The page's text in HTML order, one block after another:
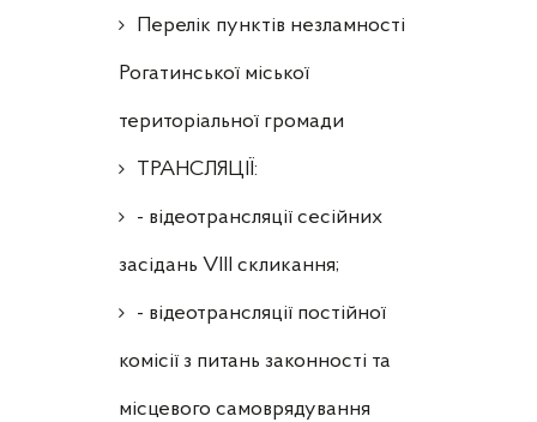
Перелік пунктів незламності
Рогатинської міської
територіальної громади
ТРАНСЛЯЦІЇ:
- відеотрансляції сесійних
засідань VIII скликання;
- відеотрансляції постійної
комісії з питань законності та
місцевого самоврядування